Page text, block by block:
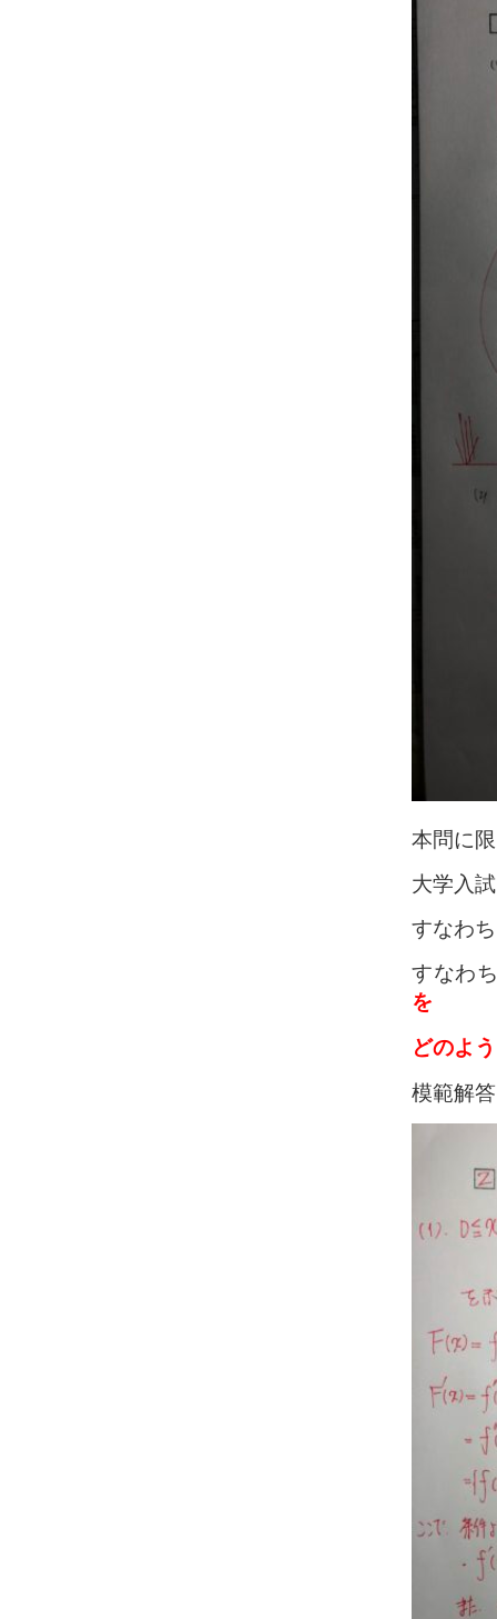
本問に
大学入
すなわ
すなわ
を
どのよ
模範解